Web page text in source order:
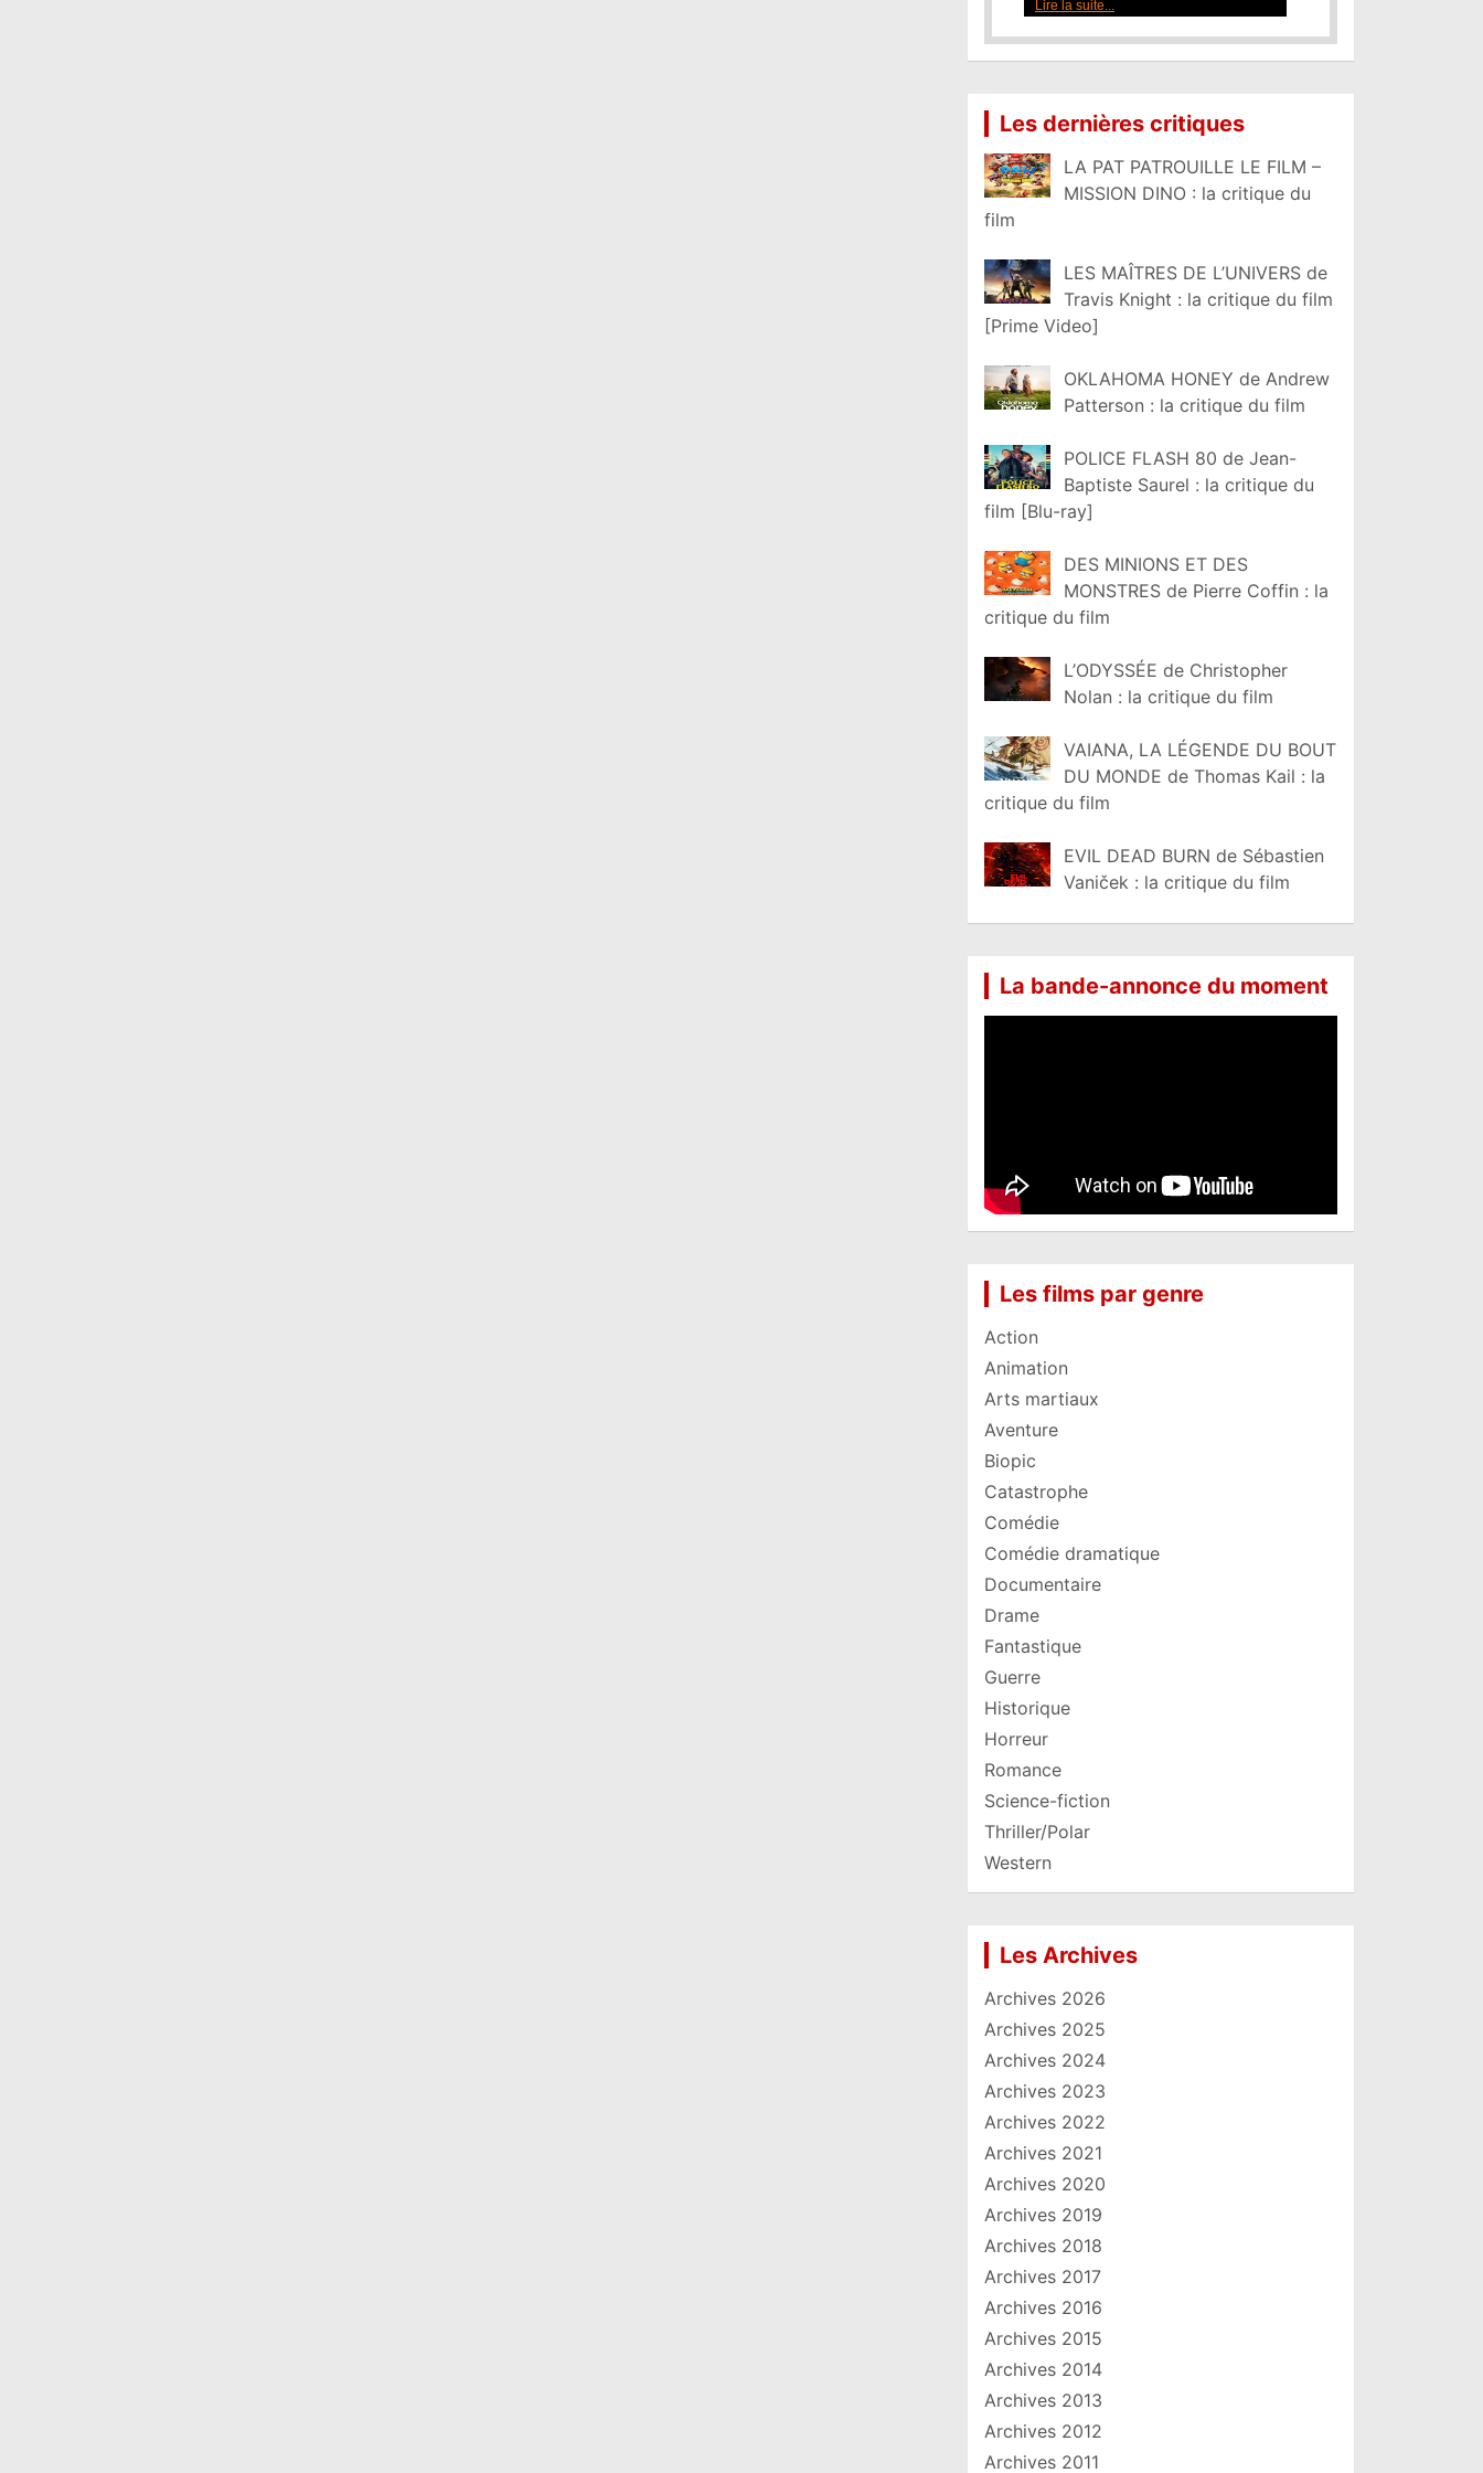
Les dernières critiques
LA PAT PATROUILLE LE FILM –
MISSION DINO : la critique du
film
LES MAÎTRES DE L’UNIVERS de
Travis Knight : la critique du film
[Prime Video]
OKLAHOMA HONEY de Andrew
Patterson : la critique du film
POLICE FLASH 80 de Jean-
Baptiste Saurel : la critique du
film [Blu-ray]
DES MINIONS ET DES
MONSTRES de Pierre Coffin : la
critique du film
L’ODYSSÉE de Christopher
Nolan : la critique du film
VAIANA, LA LÉGENDE DU BOUT
DU MONDE de Thomas Kail : la
critique du film
EVIL DEAD BURN de Sébastien
Vaniček : la critique du film
La bande-annonce du moment
Les films par genre
Action
Animation
Arts martiaux
Aventure
Biopic
Catastrophe
Comédie
Comédie dramatique
Documentaire
Drame
Fantastique
Guerre
Historique
Horreur
Romance
Science-fiction
Thriller/Polar
Western
Les Archives
Archives 2026
Archives 2025
Archives 2024
Archives 2023
Archives 2022
Archives 2021
Archives 2020
Archives 2019
Archives 2018
Archives 2017
Archives 2016
Archives 2015
Archives 2014
Archives 2013
Archives 2012
Archives 2011